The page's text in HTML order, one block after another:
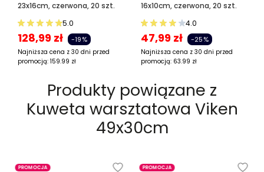
23x16cm, czerwona, 20 szt.
5.0
128,99 zł -19%
Najniższa cena z 30 dni przed
promocją: 159.99 zł
16x10cm, czerwona, 20 szt.
4.0
47,99 zł -25%
Najniższa cena z 30 dni przed
promocją: 63.99 zł
Produkty powiązane z
Kuweta warsztatowa Viken
49x30cm
PROMOCJA PROMOCJA